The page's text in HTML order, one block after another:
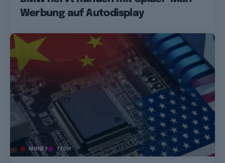
Werbung auf Autodisplay
MONEY TECH